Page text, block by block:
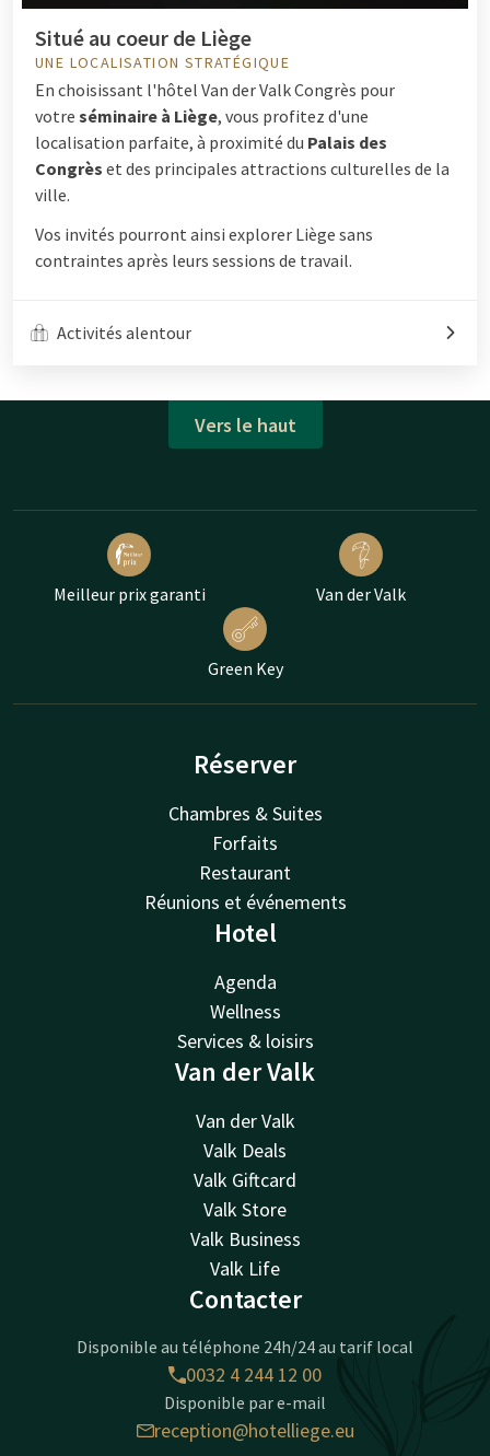
Situé au coeur de Liège
UNE LOCALISATION STRATÉGIQUE
En choisissant l'hôtel Van der Valk Congrès pour
votre séminaire à Liège, vous profitez d'une
localisation parfaite, à proximité du Palais des
Congrès et des principales attractions culturelles de la
ville.
Vos invités pourront ainsi explorer Liège sans
contraintes après leurs sessions de travail.
Activités alentour
Vers le haut
Meilleur prix garanti Van der Valk
Green Key
Réserver
Chambres & Suites
Forfaits
Restaurant
Réunions et événements
Hotel
Agenda
Wellness
Services & loisirs
Van der Valk
Van der Valk
Valk Deals
Valk Giftcard
Valk Store
Valk Business
Valk Life
Contacter
Disponible au téléphone 24h/24 au tarif local
0032 4 244 12 00
Disponible par e-mail
reception@hotelliege.eu